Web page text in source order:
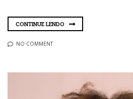
CONTINUE LENDO
NO COMMENT